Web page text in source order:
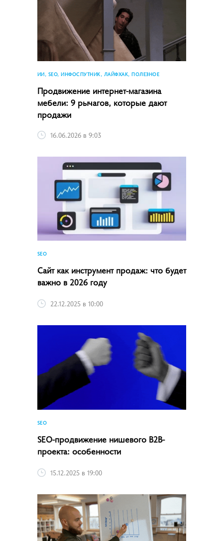
ИИ, SEO, ИНФОСПУТНИК, ЛАЙФХАК, ПОЛЕЗНОЕ
Продвижение интернет-магазина
мебели: 9 рычагов, которые дают
продажи
16.06.2026 в 9:03
SEO
Сайт как инструмент продаж: что будет
важно в 2026 году
22.12.2025 в 10:00
SEO
SEO-продвижение нишевого B2B-
проекта: особенности
15.12.2025 в 19:00